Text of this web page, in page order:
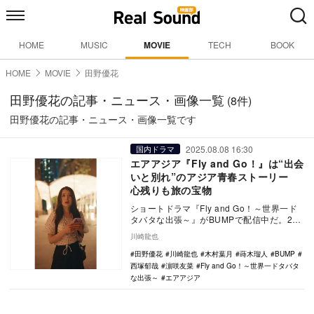
HOME MUSIC MOVIE TECH BOOK
HOME MOVIE 田野優花
田野優花の記事・ニュース・画像一覧 (8件)
田野優花の記事・ニュース・画像一覧です
国内ドラマ 2025.08.08 16:30
エアアジア『Fly and Go！』は“出会
いと別れ”のアジア青春ストーリー
心残りも旅の宝物
ショートドラマ『Fly and Go！～世界一ド
タバタな出張～』がBUMPで配信中だ。20
の…
川崎龍也
田野優花
川崎龍也 木村葉月 蒔木瑠人
BUMP
西塚郁哉
濵咲友菜
Fly and Go！～世界一ドタバタ
な出張～
エアアジア